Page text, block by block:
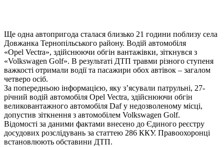
Ще одна автопригода сталася близько 21 години поблизу села
Довжанка Тернопільського району. Водій автомобіля
«Opel Vectra», здійснюючи обгін вантажівки, зіткнувся з
«Volkswagen Golf». В результаті ДТП травми різного ступеня
важкості отримали водії та пасажири обох автівок – загалом
четверо осіб.
За попередньою інформацією, яку з’ясували патрульні, 27-
річний водій автомобіля Opel Vectra, здійснюючи обгін
великовантажного автомобіля Daf у недозволеному місці,
допустив зіткнення з автомобілем Volkswagen Golf.
Відомості за даними фактами внесено до Єдиного реєстру
досудових розслідувань за статтею 286 ККУ. Правоохоронці
встановлюють обставини ДТП.